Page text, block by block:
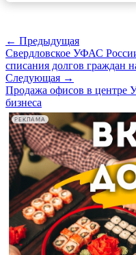
← Предыдущая
Свердловское УФАС
списания долгов граждан
Следующая →
Продажа офисов в центре
бизнеса
РЕКЛАМА